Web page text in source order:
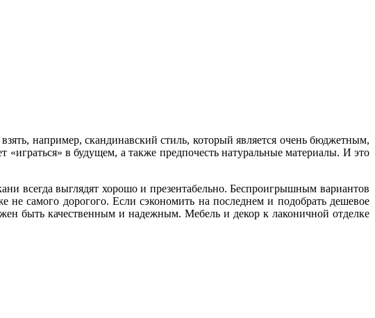
например, скандинавский стиль, который является очень бюджетным,
в будущем, а также предпочесть натуральные материалы. И это
всегда выглядят хорошо и презентабельно. Беспроигрышным вариантов
не самого дорогого. Если сэкономить на последнем и подобрать дешевое
быть качественным и надежным. Мебель и декор к лаконичной отделке